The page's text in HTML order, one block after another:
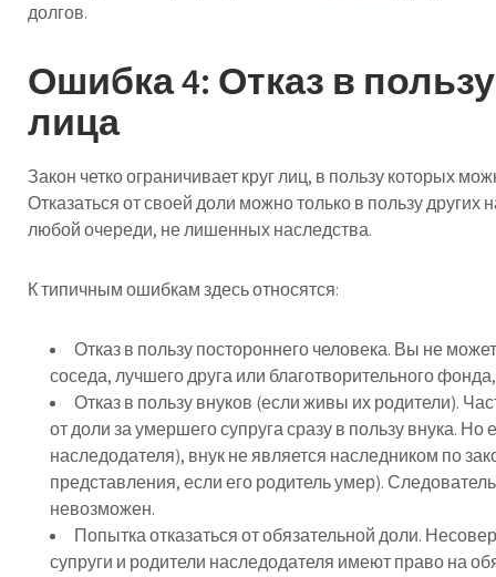
долгов.
Ошибка 4: Отказ в
лица
Закон четко ограничивает круг лиц, в пользу которых
Отказаться от своей доли можно только в пользу
любой очереди, не лишенных наследства.
К типичным ошибкам здесь относятся:
Отказ в пользу постороннего человека. Вы не
соседа, лучшего друга или благотворительного
Отказ в пользу внуков (если живы их родители).
от доли за умершего супруга сразу в пользу внука.
наследодателя), внук не является наследником по
представления, если его родитель умер).
невозможен.
Попытка отказаться от обязательной доли.
супруги и родители наследодателя имеют право на